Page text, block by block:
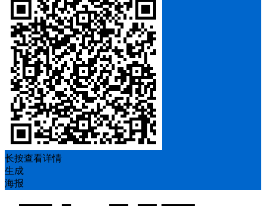
长按查看详情
生成
海报